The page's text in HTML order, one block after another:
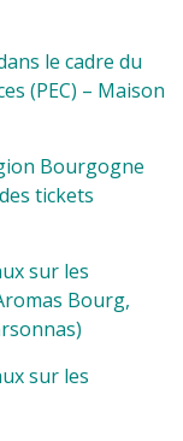
le cadre du
(PEC) – Maison
Bourgogne
tickets
sur les
Bourg,
sur les